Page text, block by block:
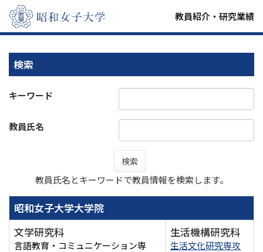
教員紹介・研究業績
検索
キーワード
教員氏名
検索
教員氏名とキーワードで教員情報を検索します。
昭和女子大学大学院
文学研究科
言語教育・コミュニケーション専
生活機構研究科
生活文化研究専攻